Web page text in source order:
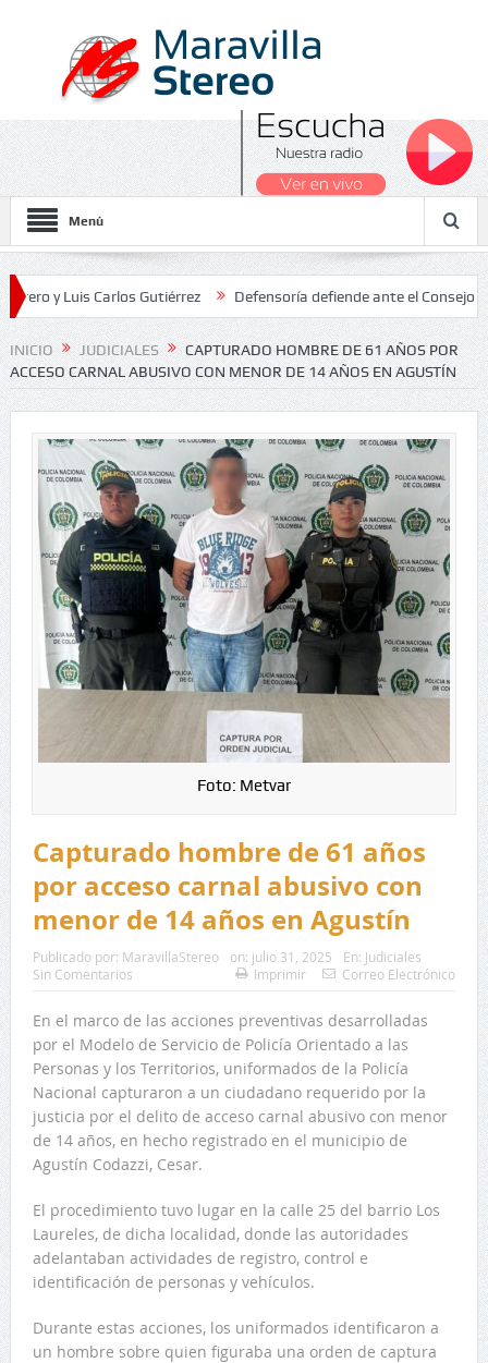
Menú
Carlos Gutiérrez Defensoría defiende ante el Consejo de
Nacionales 2026
INICIO JUDICIALES
CAPTURADO HOMBRE DE 61 AÑOS POR
ACCESO CARNAL ABUSIVO CON MENOR DE 14 AÑOS EN AGUSTÍN
Foto: Metvar
Capturado hombre de 61 años
por acceso carnal abusivo con
menor de 14 años en Agustín
Publicado por: MaravillaStereo on: julio 31, 2025 En: Judiciales
Sin Comentarios
Imprimir Correo Electrónico
En el marco de las acciones preventivas desarrolladas
por el Modelo de Servicio de Policía Orientado a las
Personas y los Territorios, uniformados de la Policía
Nacional capturaron a un ciudadano requerido por la
justicia por el delito de acceso carnal abusivo con menor
de 14 años, en hecho registrado en el municipio de
Agustín Codazzi, Cesar.
El procedimiento tuvo lugar en la calle 25 del barrio Los
Laureles, de dicha localidad, donde las autoridades
adelantaban actividades de registro, control e
identificación de personas y vehículos.
Durante estas acciones, los uniformados identificaron a
un hombre sobre quien figuraba una orden de captura